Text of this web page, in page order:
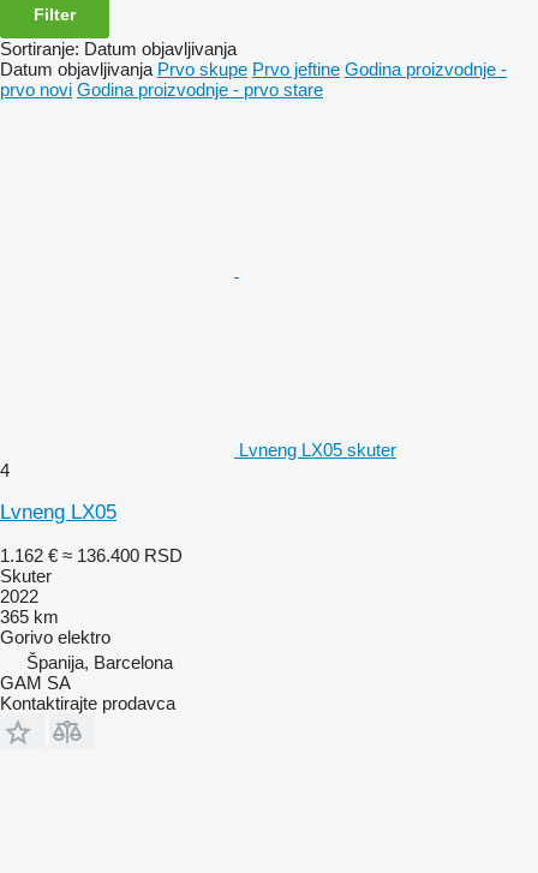
Filter
Sortiranje: Datum objavljivanja
Datum objavljivanja Prvo skupe Prvo jeftine Godina proizvodnje -
prvo novi Godina proizvodnje - prvo stare
Lvneng LX05 skuter
4
Lvneng LX05
1.162 € ≈ 136.400 RSD
Skuter
2022
365 km
Gorivo elektro
Španija, Barcelona
GAM SA
Kontaktirajte prodavca